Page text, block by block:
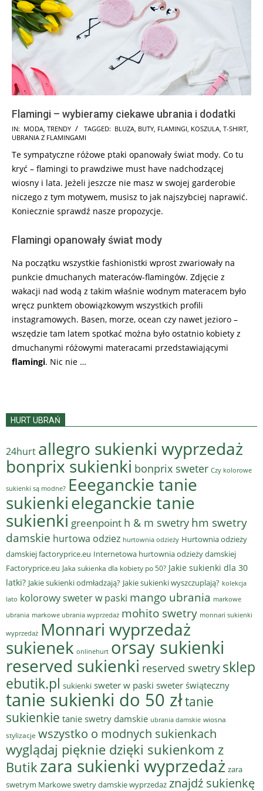
Flamingi – wybieramy ciekawe ubrania i dodatki
2018-
02-
17
IN: MODA TRENDY TAGGED: BLUZA BUTY FLAMINGI KOSZULA T-SHIRT
UBRANIA Z FLAMINGAMI
Te sympatyczne różowe ptaki opanowały świat mody. Co tu
kryć – flamingi to prawdziwe must have nadchodzącej
wiosny i lata. Jeżeli jeszcze nie masz w swojej garderobie
niczego z tym motywem, musisz to jak najszybciej naprawić.
Koniecznie sprawdź nasze propozycje.
Flamingi opanowały świat mody
Na początku wszystkie fashionistki wprost zwariowały na
punkcie dmuchanych materaców-flamingów. Zdjęcie z
wakacji nad wodą z takim właśnie wodnym materacem było
wręcz punktem obowiązkowym wszystkich profili
instagramowych. Basen, morze, ocean czy nawet jezioro –
wszędzie tam latem spotkać można było ostatnio kobiety z
dmuchanymi różowymi materacami przedstawiającymi
flamingi. Nic nie …
HURT UBRAŃ
24hurt allegro sukienki wyprzedaż
bonprix sukienki bonprix sweter Czy kolorowe
sukienki są modne? Eeeganckie tanie
sukienkieleganckie tanie
sukienki greenpoint h & m swetry hm swetry
damskie hurtowa odziez hurtownia odzieży Hurtownia odzieży
damskiej factoryprice.eu Internetowa hurtownia odzieży damskiej
Factoryprice.eu Jaka sukienka dla kobiety po 50? Jakie sukienki dla 30
latki? Jakie sukienki odmładzają? Jakie sukienki wyszczuplają? kolekcja
lato kolorowy sweter w paski mango ubrania markowe
ubrania markowe ubrania wyprzedaż mohito swetry monnari sukienki
wyprzedaż Monnari wyprzedaż
sukienek onlinehurt orsay sukienki
reserved sukienki reserved swetry sklep
ebutik.pl sukienki sweter w paski sweter świąteczny
tanie sukienki do 50 złtanie
sukienkie tanie swetry damskie ubrania damskie wiosna
stylizacje wszystko o modnych sukienkach
wyglądaj pięknie dzięki sukienkom z
Butik zara sukienki wyprzedaż zara
swetrym Markowe swetry damskie wyprzedaż znajdź sukienkę